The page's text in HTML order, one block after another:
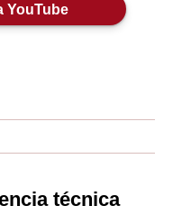
YouTube
técnica